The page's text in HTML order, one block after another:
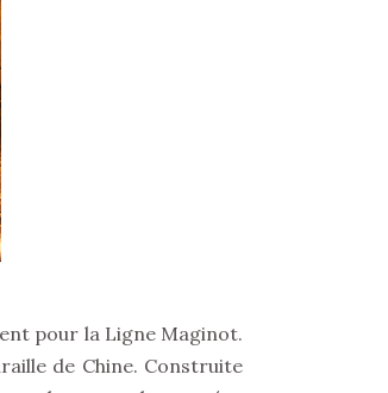
pour la Ligne Maginot.
de Chine. Construite